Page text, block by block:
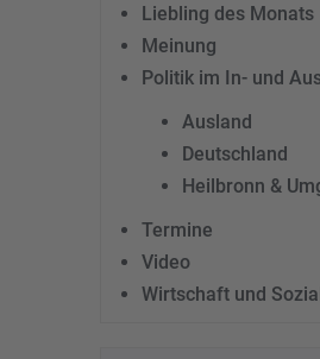
Liebling des Monats
Meinung
Politik im In- und
Ausland
Deutschland
Heilbronn &
Termine
Video
Wirtschaft und